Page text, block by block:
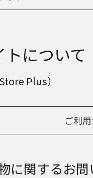
について
Plus）
ご利
に関するお